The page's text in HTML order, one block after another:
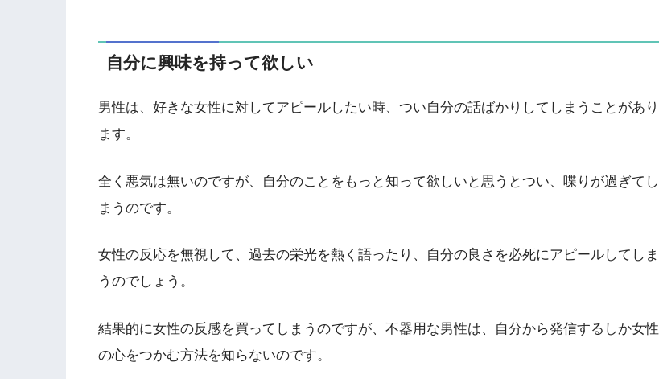
自分に興味を持って欲しい
男性は、好きな女性に対してアピールしたい時、つい自分の話ばかりしてしまうことがあり
ます。
全く悪気は無いのですが、自分のことをもっと知って欲しいと思うとつい、喋りが過ぎてし
まうのです。
女性の反応を無視して、過去の栄光を熱く語ったり、自分の良さを必死にアピールしてしま
うのでしょう。
結果的に女性の反感を買ってしまうのですが、不器用な男性は、自分から発信するしか女性
の心をつかむ方法を知らないのです。